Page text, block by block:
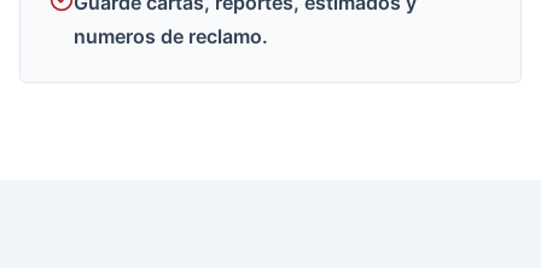
numeros de reclamo.